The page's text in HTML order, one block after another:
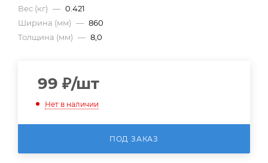
Вес (кг) — 0.421
Ширина (мм) — 860
Толщина (мм) — 8,0
99 ₽/шт
Нет в наличии
ПОД ЗАКАЗ